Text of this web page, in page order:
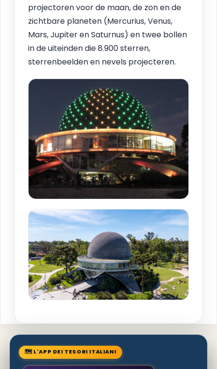
projectoren voor de maan, de zon en de
zichtbare planeten (Mercurius, Venus,
Mars, Jupiter en Saturnus) en twee bollen
in de uiteinden die 8.900 sterren,
sterrenbeelden en nevels projecteren.
🗺 L'APP DEI TESORI ITALIANI